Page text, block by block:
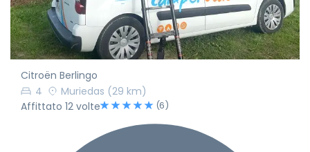
Citroën Berlingo
4
Muriedas (29 km)
Affittato 12 volte
(6)